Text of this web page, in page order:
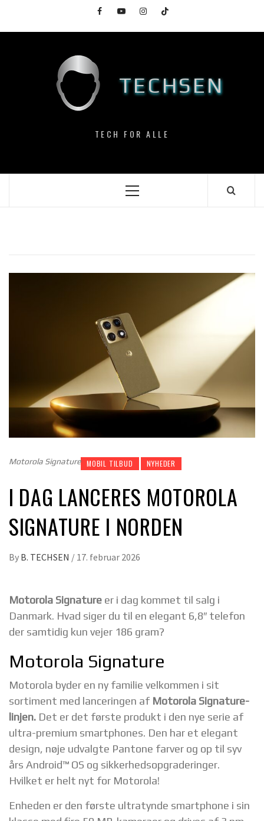
content
FacebookYouTubeInstagramTikTok
TECHSEN
TECH FOR ALLE
Primary
Motorola Signature MOBIL TILBUD NYHEDER
I DAG LANCERES MOTOROLA
SIGNATURE I NORDEN
By B. TECHSEN / 17. februar 2026
Motorola Signature er i dag kommet til salg i
Danmark. Hvad siger du til en elegant 6,8″ telefon
der samtidig kun vejer 186 gram?
Motorola Signature
Motorola byder en ny familie velkommen i sit
sortiment med lanceringen af Motorola Signature-
linjen. Det er det første produkt i den nye serie af
ultra-premium smartphones. Den har et elegant
design, nøje udvalgte Pantone farver og op til syv
års Android™ OS og sikkerhedsopgraderinger.
Hvilket er helt nyt for Motorola!
Enheden er den første ultratynde smartphone i sin